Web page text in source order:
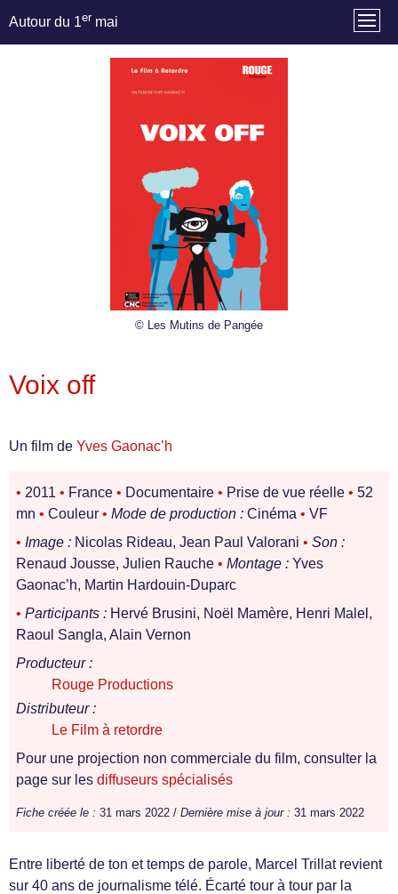
Autour du 1er mai
© Les Mutins de Pangée
Voix off
Un film de Yves Gaonac’h
• 2011 • France • Documentaire • Prise de vue réelle • 52
mn • Couleur • Mode de production : Cinéma • VF
• Image : Nicolas Rideau, Jean Paul Valorani • Son :
Renaud Jousse, Julien Rauche • Montage : Yves
Gaonac’h, Martin Hardouin-Duparc
• Participants : Hervé Brusini, Noël Mamère, Henri Malel,
Raoul Sangla, Alain Vernon
Producteur :
Rouge Productions
Distributeur :
Le Film à retordre
Pour une projection non commerciale du film, consulter la
page sur les diffuseurs spécialisés
Fiche créée le : 31 mars 2022 / Dernière mise à jour : 31 mars 2022
Entre liberté de ton et temps de parole, Marcel Trillat revient
sur 40 ans de journalisme télé. Écarté tour à tour par la